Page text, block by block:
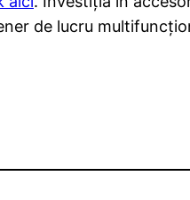
de lucru